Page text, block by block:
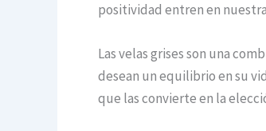
positividad entren en
Las velas grises son una
desean un equilibrio en su
que las convierte en la